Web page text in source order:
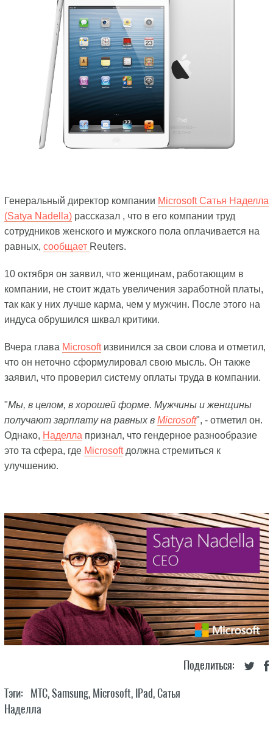
Генеральный директор компании MicrosoftСатья Наделла
(Satya Nadella)рассказал , что в его компании труд
сотрудников женского и мужского пола оплачивается на
равных, сообщает Reuters.
10 октября он заявил, что женщинам, работающим в
компании, не стоит ждать увеличения заработной платы,
так как у них лучше карма, чем у мужчин. После этого на
индуса обрушился шквал критики.
Вчера глава Microsoftизвинился за свои слова и отметил,
что он неточно сформулировал свою мысль. Он также
заявил, что проверил систему оплаты труда в компании.
"Мы, в целом, в хорошей форме. Мужчины и женщины
получают зарплату на равных в Microsoft", - отметил он.
Однако, Наделла признал, что гендерное разнообразие
это та сфера, где Microsoftдолжна стремиться к
улучшению.
Поделиться:
Тэги: МТС,Samsung, Microsoft, IPad,Сатья
Наделла